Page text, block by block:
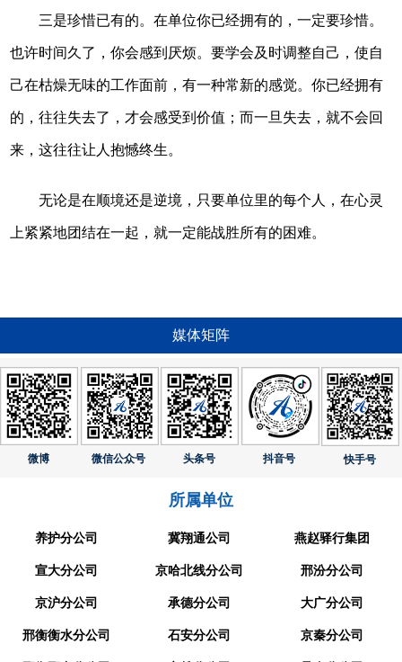
三是珍惜已有的。在单位你已经拥有的，一定要珍惜。
也许时间久了，你会感到厌烦。要学会及时调整自己，使自
己在枯燥无味的工作面前，有一种常新的感觉。你已经拥有
的，往往失去了，才会感受到价值；而一旦失去，就不会回
来，这往往让人抱憾终生。
无论是在顺境还是逆境，只要单位里的每个人，在心灵
上紧紧地团结在一起，就一定能战胜所有的困难。
媒体矩阵
微博 微信公众号 头条号 抖音号 快手号
所属单位
养护分公司 冀翔通公司 燕赵驿行集团
宣大分公司 京哈北线分公司 邢汾分公司
京沪分公司 承德分公司 大广分公司
邢衡衡水分公司 石安分公司 京秦分公司